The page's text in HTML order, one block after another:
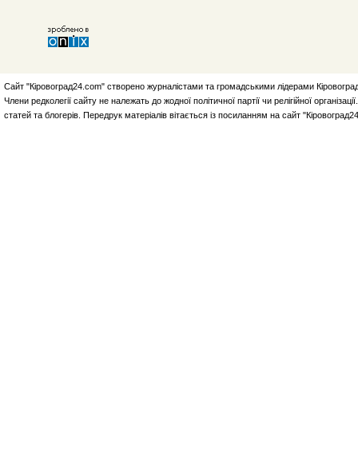
Сайт "Кіровоград24.com" створено журналістами та громадськими лідерами
Члени редколегії сайту не належать до жодної політичної партії чи релігійної
статей та блогерів. Передрук матеріалів вітається із посиланням на сайт